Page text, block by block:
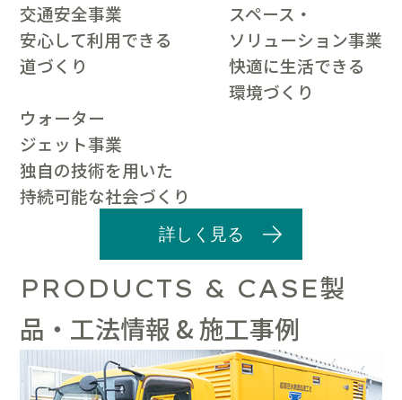
交通安全事業
安心して利用できる
道づくり
スペース・
ソリューション事業
快適に生活できる
環境づくり
ウォーター
ジェット事業
独自の技術を用いた
持続可能な社会づくり
詳しく見る
PRODUCTS & CASE製
品・工法情報 & 施工事例